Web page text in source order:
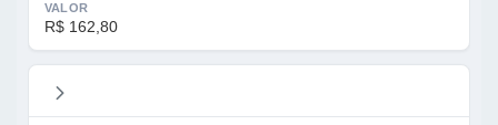
VALOR
R$ 162,80